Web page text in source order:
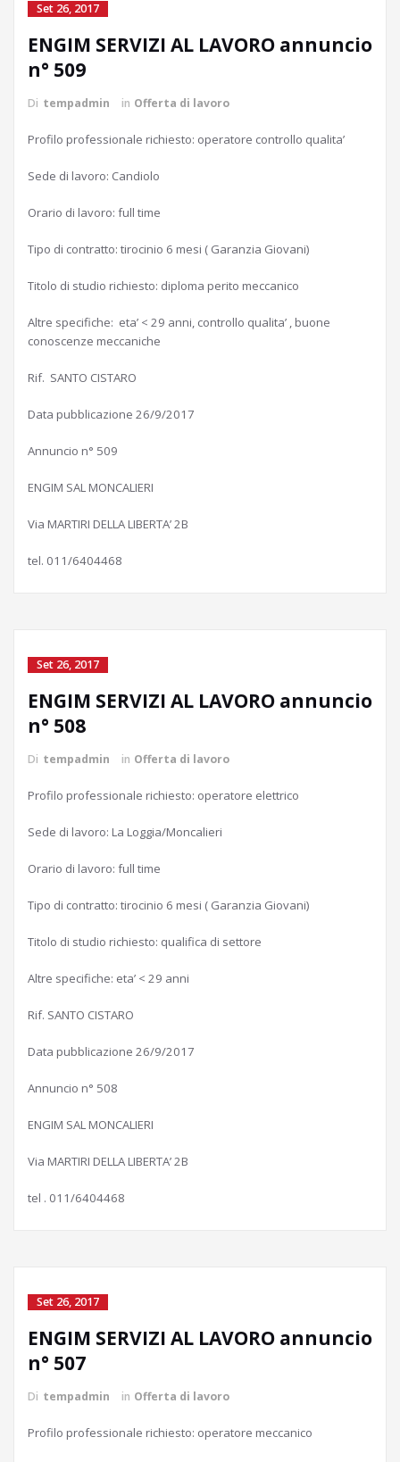
Set 26, 2017
ENGIM SERVIZI AL LAVORO annuncio
n° 509
Di tempadmin in Offerta di lavoro
Profilo professionale richiesto: operatore controllo qualita’
Sede di lavoro: Candiolo
Orario di lavoro: full time
Tipo di contratto: tirocinio 6 mesi ( Garanzia Giovani)
Titolo di studio richiesto: diploma perito meccanico
Altre specifiche: eta’ < 29 anni, controllo qualita’ , buone
conoscenze meccaniche
Rif. SANTO CISTARO
Data pubblicazione 26/9/2017
Annuncio n° 509
ENGIM SAL MONCALIERI
Via MARTIRI DELLA LIBERTA’ 2B
tel. 011/6404468
Set 26, 2017
ENGIM SERVIZI AL LAVORO annuncio
n° 508
Di tempadmin in Offerta di lavoro
Profilo professionale richiesto: operatore elettrico
Sede di lavoro: La Loggia/Moncalieri
Orario di lavoro: full time
Tipo di contratto: tirocinio 6 mesi ( Garanzia Giovani)
Titolo di studio richiesto: qualifica di settore
Altre specifiche: eta’ < 29 anni
Rif. SANTO CISTARO
Data pubblicazione 26/9/2017
Annuncio n° 508
ENGIM SAL MONCALIERI
Via MARTIRI DELLA LIBERTA’ 2B
tel . 011/6404468
Set 26, 2017
ENGIM SERVIZI AL LAVORO annuncio
n° 507
Di tempadmin in Offerta di lavoro
Profilo professionale richiesto: operatore meccanico